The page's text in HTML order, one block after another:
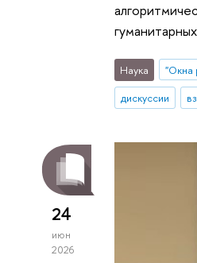
Наука "Окна
дискуссии
24
июн
2026